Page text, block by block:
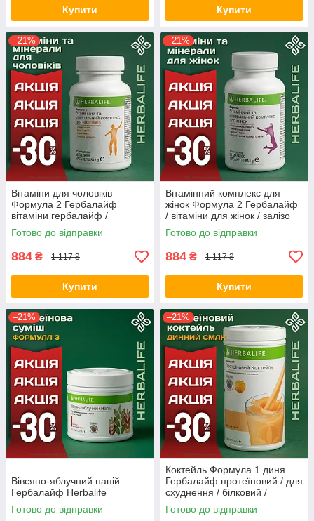
Купити Купити
–21%
Вітаміни для чоловіків
Формула 2 Гербалайф
вітаміни гербалайф /
комплекс вітамінів для
чоловіків Оригінал Herbalife
Готово до відправки
884 ₴ 1 117 ₴
Купити
–21%
Вітамінний комплекс для
жінок Формула 2 Гербалайф
/ вітаміни для жінок / залізо
для жінок Оригінал Herbalife
Акція
Готово до відправки
884 ₴ 1 117 ₴
Купити
–21%
Вівсяно-яблучний напій
Гербалайф Herbalife
Готово до відправки
–21%
Коктейль Формула 1 диня
Гербалайф протеїновий / для
схуднення / білковий /
замінник їжі для схуднення
Оригінал Herbalife Акція
Готово до відправки